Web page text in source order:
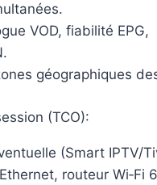
VOD, fiabilité EPG,
géographiques
(TCO):
(Smart IPTV/
routeur Wi‑Fi